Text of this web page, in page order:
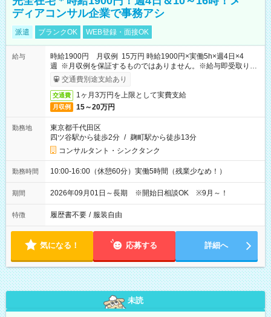
ディアコンサル企業で事務アシ
派遣 ブランクOK WEB登録・面接OK
給与
時給1900円 月収例 15万円 時給1900円×実働5h×週4日×4
週 ※月収例を保証するものではありません。※給与即受取りサ
ービス利用可（利用条件有）
交通費別途支給あり
交通費 1ヶ月3万円を上限として実費支給
月収例 15～20万円
勤務地
東京都千代田区
四ツ谷駅から徒歩2分 / 麹町駅から徒歩13分
コンサルタント・シンクタンク
勤務時間 10:00-16:00（休憩60分）実働5時間（残業少なめ！）
期間 2026年09月01日～長期 ※開始日相談OK ※9月～！
特徴 履歴書不要 / 服装自由
気になる！ 応募する 詳細へ
未読